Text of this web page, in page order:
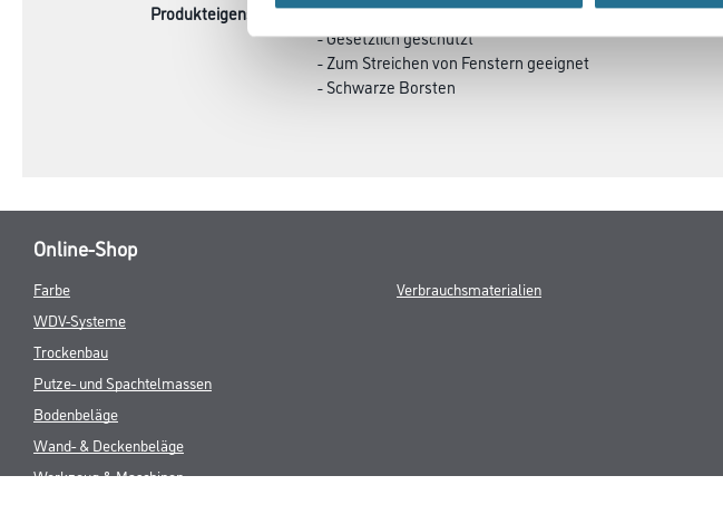
Produkteigenschaft
- Dreikant-Beschneidepinsel
- Gesetzlich geschützt
- Zum Streichen von Fenstern geeignet
- Schwarze Borsten
Online-Shop
Farbe
WDV-Systeme
Trockenbau
Putze- und Spachtelmassen
Bodenbeläge
Wand- & Deckenbeläge
Werkzeug & Maschinen
Verbrauchsmaterialien